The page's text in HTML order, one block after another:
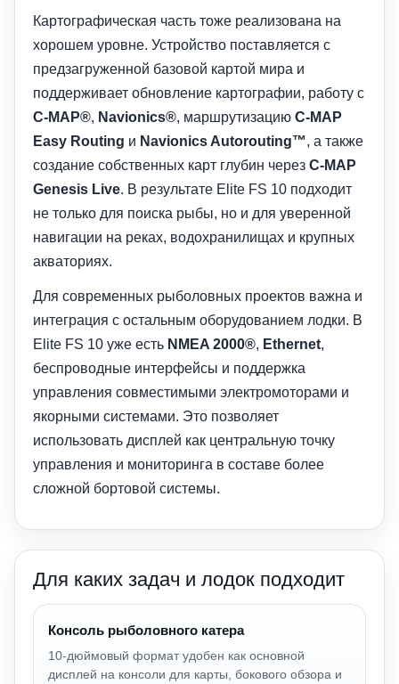
Картографическая часть тоже реализована на
хорошем уровне. Устройство поставляется с
предзагруженной базовой картой мира и
поддерживает обновление картографии, работу с
C-MAP®, Navionics®, маршрутизацию C-MAP
Easy Routing и Navionics Autorouting™, а также
создание собственных карт глубин через C-MAP
Genesis Live. В результате Elite FS 10 подходит
не только для поиска рыбы, но и для уверенной
навигации на реках, водохранилищах и крупных
акваториях.
Для современных рыболовных проектов важна и
интеграция с остальным оборудованием лодки. В
Elite FS 10 уже есть NMEA 2000®, Ethernet,
беспроводные интерфейсы и поддержка
управления совместимыми электромоторами и
якорными системами. Это позволяет
использовать дисплей как центральную точку
управления и мониторинга в составе более
сложной бортовой системы.
Для каких задач и лодок подходит
Консоль рыболовного катера
10-дюймовый формат удобен как основной
дисплей на консоли для карты, бокового обзора и